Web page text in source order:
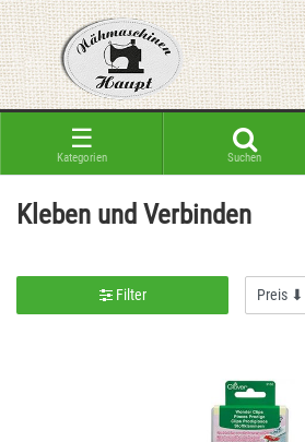
☰
Kategorien Suchen
Kleben und Verbinden
Filter